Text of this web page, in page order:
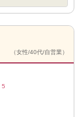
（女性/40代/自営業）
5